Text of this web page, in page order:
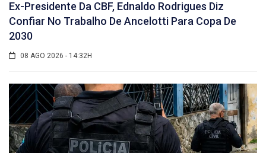
Ex-Presidente Da CBF, Ednaldo Rodrigues Diz
Confiar No Trabalho De Ancelotti Para Copa De
2030
08 AGO 2026 - 14:32H